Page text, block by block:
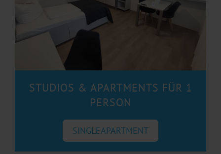
STUDIOS & APARTMENTS FÜR 1
PERSON
SINGLEAPARTMENT